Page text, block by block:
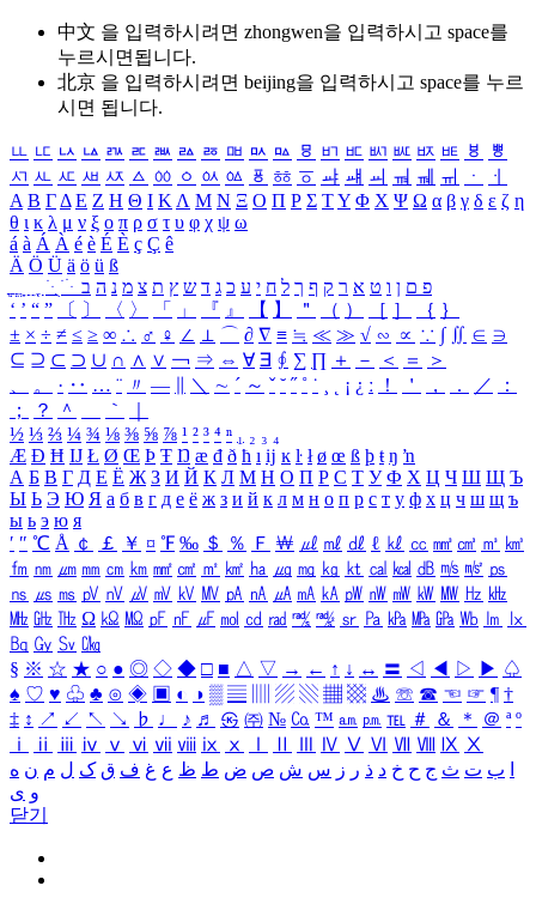
中文 을 입력하시려면 zhongwen을 입력하시고 space를
누르시면됩니다.
北京 을 입력하시려면 beijing을 입력하시고 space를 누르
시면 됩니다.
ㅥ ㅦ ㅧ ㅨ ㅩ ㅪ ㅫ ㅬ ㅭ ㅮ ㅯ ㅰ ㅱ ㅲ ㅳ ㅴ ㅵ ㅶ ㅷ ㅸ
ㅹ
ㅺ ㅻ ㅼ ㅽ ㅾ ㅿ ㆀ ㆁ ㆂ ㆃ ㆄ ㆅ ㆆ ㆇ ㆈ ㆉ ㆊ ㆋ ㆌ ㆍ
ㆎ
Α Β ΓΔ Ε Ζ Η Θ Ι ΚΛ Μ Ν Ξ Ο Π Ρ Σ ΤΥ Φ Χ Ψ Ω α β γ δ ε ζ η
θ ι κ λ μ ν ξ ο π ρ σ τ υ φ χ ψ ω
á à Á À é è É È ç Ç ê
Ä Ö Ü ä ö ü ß
ִֶֹ ֻּ ׁׂ פ ם ן ו ט א ר ק ף ך ל ח י ע כ ג ד ש ץ ת צ מ נ ה ב
‘ ’ “ ” 〔 〕 〈 〉 「 」 『 』 【 】 ＂ （ ） ［ ］ ｛ ｝
± × ÷ ≠ ≤ ≥ ∞ ∴ ♂ ♀ ∠ ⊥ ⌒ ∂ ∇ ≡ ≒ ≪ ≫ √ ∽ ∝ ∵ ∫ ∬ ∈ ∋
⊆ ⊇ ⊂ ⊃ ∪ ∩ ∧ ∨ ￢ ⇒ ⇔ ∀ ∃ ∮ ∑ ∏ ＋ － ＜ ＝
＞
、
。 · ‥ … ¨ 〃 ― ＼ ∼ ´ ～ ˇ ˘ ˝ ˚ ˙ ¸ ¡ ¿ ː ！ ＇ ， ． ／
：
；
？ ＾ ｀
½ ⅓ ⅔ ¼ ¾ ⅛ ⅜ ⅝ ⅞ ¹ ² ³ ⁴ ⁿ ₁ ₂ ₃ ₄
Æ Ð Ħ Ĳ Ł Ø Œ Þ Ŧ Ŋ æ đ ð ħ ı ĳ ĸ ŀ ł ø œ ß þ ŧ ŋ ŉ
А Б В Г Д Е Ё Ж З И Й К Л М Н О П Р С Т У Ф Х Ц Ч Ш Щ Ъ
Ы Ь Э Ю Я а б в г д е ё ж з и й к л м н о п р с т у ф х ц ч ш щ ъ
ы ь э ю я
′ ″ ℃ Å ￠ ￡ ￥ ¤ ℉ ‰ ＄ ％ Ｆ ￦ ㎕ ㎖ ㎗ ℓ ㎘ ㏄ ㎣ ㎤ ㎥ ㎦
㎙ ㎚ ㎛ ㎜ ㎝ ㎞ ㎟ ㎠ ㎡ ㎢ ㏊ ㎍ ㎎ ㎏ ㏏ ㎈ ㎉ ㏈ ㎧ ㎨ ㎰
㎱ ㎲ ㎳ ㎴ ㎵ ㎶ ㎷ ㎸ ㎹ ㎀ ㎁ ㎂ ㎃ ㎄ ㎺ ㎻ ㎽ ㎾ ㎿ ㎐ ㎑
㎒ ㎓ ㎔ Ω ㏀ ㏁ ㎊ ㎋ ㎌ ㏖ ㏅ ㎭ ㎮ ㎯ ㏛ ㎩ ㎪ ㎫ ㎬ ㏝ ㏐
㏓
㏃ ㏉ ㏜ ㏆
§ ※ ☆ ★ ○ ● ◎ ◇ ◆ □ ■ △ ▽ → ← ↑ ↓ ↔ 〓 ◁ ◀ ▷ ▶ ♤
♠ ♡ ♥ ♧ ♣ ⊙ ◈ ▣ ◐ ◑ ▒ ▤ ▨ ▧ ▦ ▩ ♨ ☏ ☎ ☜ ☞ ¶ †
‡ ↕ ↗ ↙ ↖ ↘ ♭ ♩ ♪ ♬ ㉿ ㈜ № ㏇ ™ ㏂ ㏘ ℡ ＃ ＆ ＊ ＠ ª º
ⅰ
ⅱ ⅲ ⅳ ⅴ ⅵ ⅶ ⅷ ⅸ ⅹ Ⅳ Ⅴ Ⅵ Ⅶ Ⅷ Ⅸ Ⅹ
ب ت ث ج ح خ د ذ ر ز س ش ص ض ط ظ ع غ ف ق ک ل م ن ه
و ی
닫기